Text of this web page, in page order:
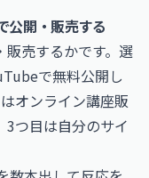
公開・販売する
売するかです。選
で無料公開し
オンライン講座販
つ目は自分のサイ